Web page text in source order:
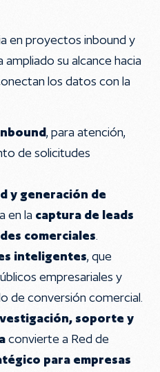
en proyectos inbound y
su alcance hacia
los datos con la
, para atención,
de solicitudes
y generación de
en la captura de leads
comerciales.
inteligentes, que
empresariales y
de conversión comercial.
soporte y
convierte a Red de
para empresas